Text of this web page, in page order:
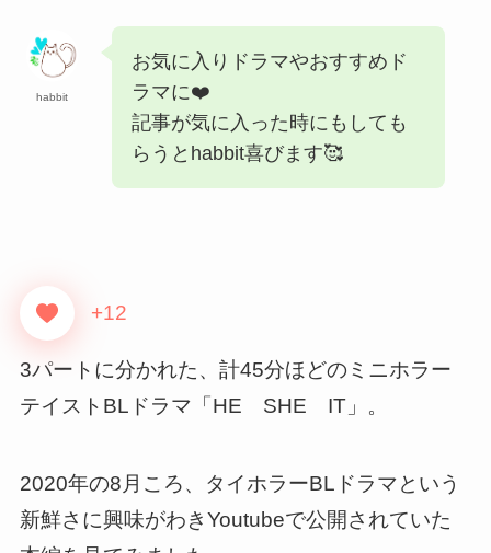
habbit
お気に入りドラマやおすすめド
ラマに❤️
記事が気に入った時にもしても
らうとhabbit喜びます🥰
+12
3パートに分かれた、計45分ほどのミニホラー
テイストBLドラマ「HE SHE IT」。
2020年の8月ころ、タイホラーBLドラマという
新鮮さに興味がわきYoutubeで公開されていた